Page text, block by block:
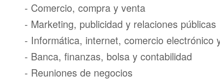
- Comercio, compra y venta
- Marketing, publicidad y relaciones públicas
- Informática, internet, comercio electrónico
- Banca, finanzas, bolsa y contabilidad
- Reuniones de negocios